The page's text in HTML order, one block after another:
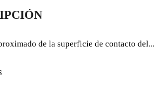
de la superficie de contacto del...